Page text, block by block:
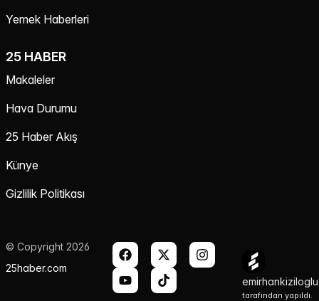
Yemek Haberleri
25 HABER
Makaleler
Hava Durumu
25 Haber Akış
Künye
Gizlilik Politikası
© Copyright 2026
25haber.com
tarafından yapıldı.